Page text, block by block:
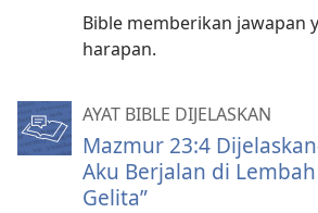
Bible memberikan jawapan
harapan.
AYAT BIBLE DIJELASKAN
Mazmur 23:4
Aku Berjalan di
Gelita”